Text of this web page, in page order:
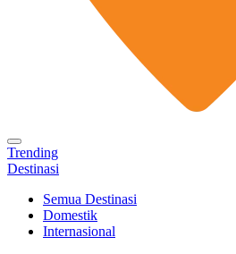
Trending
Destinasi
Semua Destinasi
Domestik
Internasional